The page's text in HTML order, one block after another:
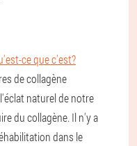
ce que c'est?
de collagène
naturel de notre
du collagène. Il n'y a
dans le